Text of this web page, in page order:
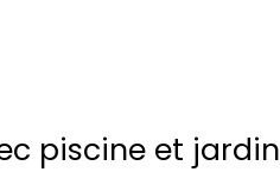
piscine et jardin